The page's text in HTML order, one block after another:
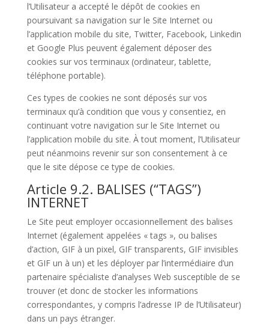
l’Utilisateur a accepté le dépôt de cookies en
poursuivant sa navigation sur le Site Internet ou
l’application mobile du site, Twitter, Facebook, Linkedin
et Google Plus peuvent également déposer des
cookies sur vos terminaux (ordinateur, tablette,
téléphone portable).
Ces types de cookies ne sont déposés sur vos
terminaux qu’à condition que vous y consentiez, en
continuant votre navigation sur le Site Internet ou
l’application mobile du site. À tout moment, l’Utilisateur
peut néanmoins revenir sur son consentement à ce
que le site dépose ce type de cookies.
Article 9.2. BALISES (“TAGS”)
INTERNET
Le Site peut employer occasionnellement des balises
Internet (également appelées « tags », ou balises
d’action, GIF à un pixel, GIF transparents, GIF invisibles
et GIF un à un) et les déployer par l’intermédiaire d’un
partenaire spécialiste d’analyses Web susceptible de se
trouver (et donc de stocker les informations
correspondantes, y compris l’adresse IP de l’Utilisateur)
dans un pays étranger.